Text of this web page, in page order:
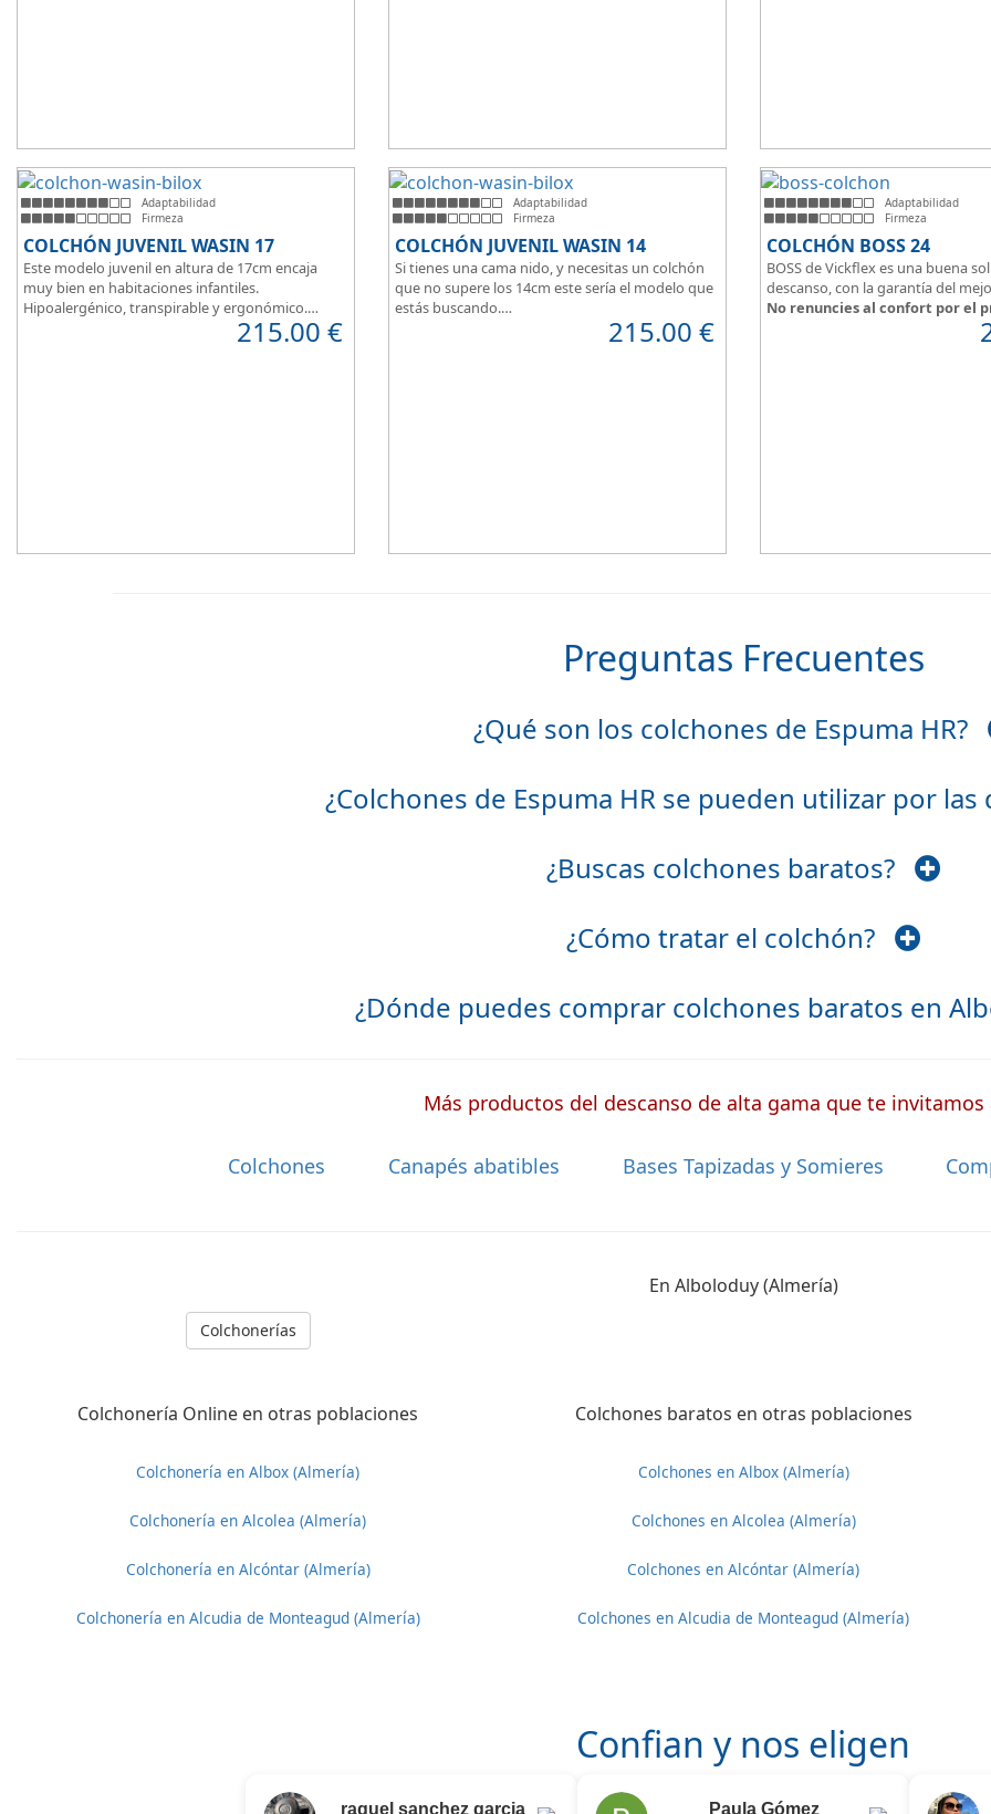
Adaptabilidad
Firmeza
COLCHÓN JUVENIL WASIN 17
Este modelo juvenil en altura de 17cm encaja
muy bien en habitaciones infantiles.
Hipoalergénico, transpirable y ergonómico.
Suave y elegante tejido Strech360g de Bilox.
215.00 €
Adaptabilidad
Firmeza
COLCHÓN JUVENIL WASIN 14
Si tienes una cama nido, y necesitas un colchón
que no supere los 14cm este sería el modelo que
estás buscando.
altura de 14cm encaja
muy bien en habitaciones infantiles.215.00 €
Adaptabilidad
Firmeza
COLCHÓN BOSS 24
BOSS de Vickflex es una buena
descanso, con la garantía del
No renuncies al confort por el
núcleo
que combinado con
Preguntas Frecuentes
¿Qué son los colchones de Espuma HR?
¿Colchones de Espuma HR se pueden utilizar por las
¿Buscas colchones baratos?
¿Cómo tratar el colchón?
¿Dónde puedes comprar colchones baratos en
Más productos del descanso de alta gama que te invitamos
Colchones Canapés abatibles Bases Tapizadas y Somieres
En Alboloduy (Almería)
Colchonerías
Colchonería Online en otras poblaciones
Colchonería en Albox (Almería)
Colchonería en Alcolea (Almería)
Colchonería en Alcóntar (Almería)
Colchonería en Alcudia de Monteagud (Almería)
Colchones baratos en otras poblaciones
Colchones en Albox (Almería)
Colchones en Alcolea (Almería)
Colchones en Alcóntar (Almería)
Colchones en Alcudia de Monteagud (Almería)
Confian y nos eligen
raquel sanchez garcia Paula Gómez